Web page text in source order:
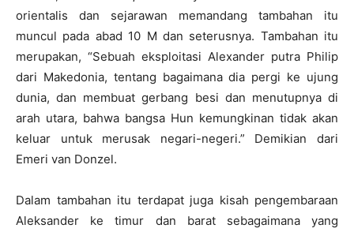
orientalis dan sejarawan memandang tambahan itu
muncul pada abad 10 M dan seterusnya. Tambahan itu
merupakan, “Sebuah eksploitasi Alexander putra Philip
dari Makedonia, tentang bagaimana dia pergi ke ujung
dunia, dan membuat gerbang besi dan menutupnya di
arah utara, bahwa bangsa Hun kemungkinan tidak akan
keluar untuk merusak negari-negeri.” Demikian dari
Emeri van Donzel.
Dalam tambahan itu terdapat juga kisah pengembaraan
Aleksander ke timur dan barat sebagaimana yang